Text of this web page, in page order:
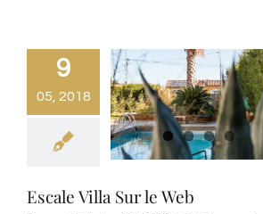
9
05, 2018
Escale Villa Sur le Web